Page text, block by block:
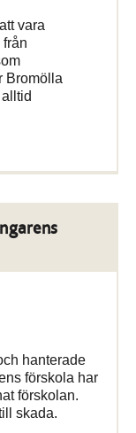
att vara
från
Bromölla
hanterade
förskola har
förskolan.
skada.